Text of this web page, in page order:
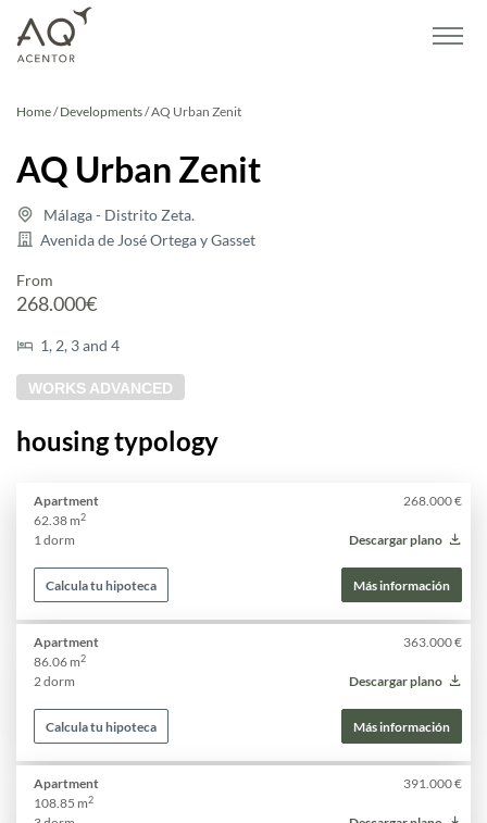
Home/Developments/AQ Urban Zenit
AQ Urban Zenit
Málaga - Distrito Zeta.
Avenida de José Ortega y Gasset
From
268.000€
1, 2, 3 and 4
WORKS ADVANCED
housing typology
Apartment
268.000 €
62.38 m2
1 dorm Descargar plano
Calcula tu hipoteca Más información
Apartment
363.000 €
86.06 m2
2 dorm Descargar plano
Calcula tu hipoteca Más información
Apartment
391.000 €
108.85 m2